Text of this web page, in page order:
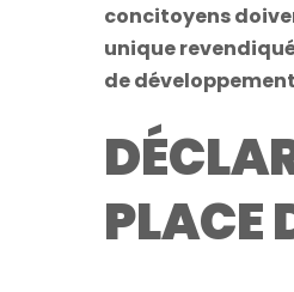
concitoyens
unique
de
PLACE